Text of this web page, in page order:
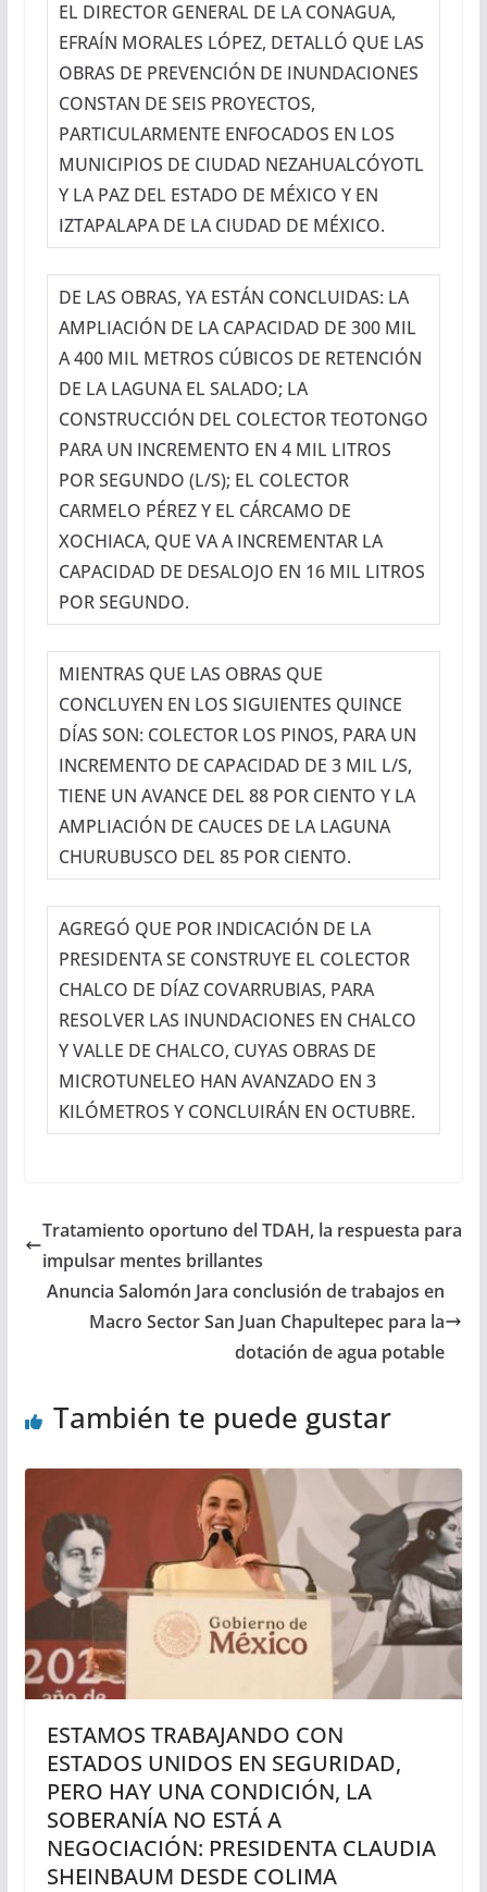
EL DIRECTOR GENERAL DE LA CONAGUA,
EFRAÍN MORALES LÓPEZ, DETALLÓ QUE LAS
OBRAS DE PREVENCIÓN DE INUNDACIONES
CONSTAN DE SEIS PROYECTOS,
PARTICULARMENTE ENFOCADOS EN LOS
MUNICIPIOS DE CIUDAD NEZAHUALCÓYOTL
Y LA PAZ DEL ESTADO DE MÉXICO Y EN
IZTAPALAPA DE LA CIUDAD DE MÉXICO.
DE LAS OBRAS, YA ESTÁN CONCLUIDAS: LA
AMPLIACIÓN DE LA CAPACIDAD DE 300 MIL
A 400 MIL METROS CÚBICOS DE RETENCIÓN
DE LA LAGUNA EL SALADO; LA
CONSTRUCCIÓN DEL COLECTOR TEOTONGO
PARA UN INCREMENTO EN 4 MIL LITROS
POR SEGUNDO (L/S); EL COLECTOR
CARMELO PÉREZ Y EL CÁRCAMO DE
XOCHIACA, QUE VA A INCREMENTAR LA
CAPACIDAD DE DESALOJO EN 16 MIL LITROS
POR SEGUNDO.
MIENTRAS QUE LAS OBRAS QUE
CONCLUYEN EN LOS SIGUIENTES QUINCE
DÍAS SON: COLECTOR LOS PINOS, PARA UN
INCREMENTO DE CAPACIDAD DE 3 MIL L/S,
TIENE UN AVANCE DEL 88 POR CIENTO Y LA
AMPLIACIÓN DE CAUCES DE LA LAGUNA
CHURUBUSCO DEL 85 POR CIENTO.
AGREGÓ QUE POR INDICACIÓN DE LA
PRESIDENTA SE CONSTRUYE EL COLECTOR
CHALCO DE DÍAZ COVARRUBIAS, PARA
RESOLVER LAS INUNDACIONES EN CHALCO
Y VALLE DE CHALCO, CUYAS OBRAS DE
MICROTUNELEO HAN AVANZADO EN 3
KILÓMETROS Y CONCLUIRÁN EN OCTUBRE.
Tratamiento oportuno del TDAH, la respuesta para
impulsar mentes brillantes
Anuncia Salomón Jara conclusión de trabajos en
Macro Sector San Juan Chapultepec para la
dotación de agua potable
También te puede gustar
ESTAMOS TRABAJANDO CON
ESTADOS UNIDOS EN SEGURIDAD,
PERO HAY UNA CONDICIÓN, LA
SOBERANÍA NO ESTÁ A
NEGOCIACIÓN: PRESIDENTA CLAUDIA
SHEINBAUM DESDE COLIMA